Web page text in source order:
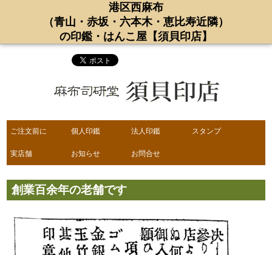
港区西麻布
（青山・赤坂・六本木・恵比寿近隣）
の印鑑・はんこ屋【須貝印店】
ご注文前に 個人印鑑 法人印鑑 スタンプ
実店舗 お知らせ お問合せ
創業百余年の老舗です